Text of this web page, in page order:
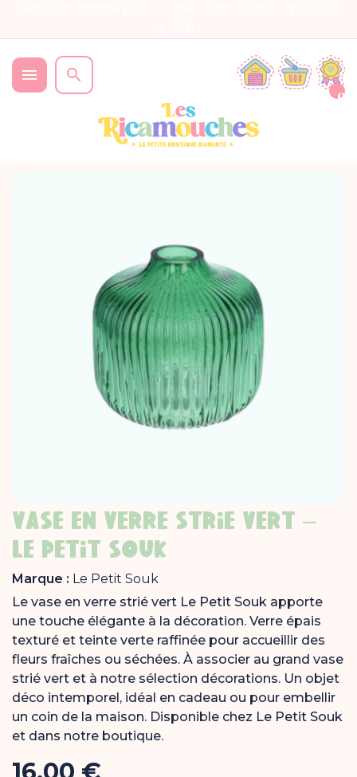
 
0
VASE EN VERRE STRIÉ VERT –
LE PETIT SOUK
Marque : Le Petit Souk
Le vase en verre strié vert Le Petit Souk apporte
une touche élégante à la décoration. Verre épais
texturé et teinte verte raffinée pour accueillir des
fleurs fraîches ou séchées. À associer au grand vase
strié vert et à notre sélection décorations. Un objet
déco intemporel, idéal en cadeau ou pour embellir
un coin de la maison. Disponible chez Le Petit Souk
et dans notre boutique.